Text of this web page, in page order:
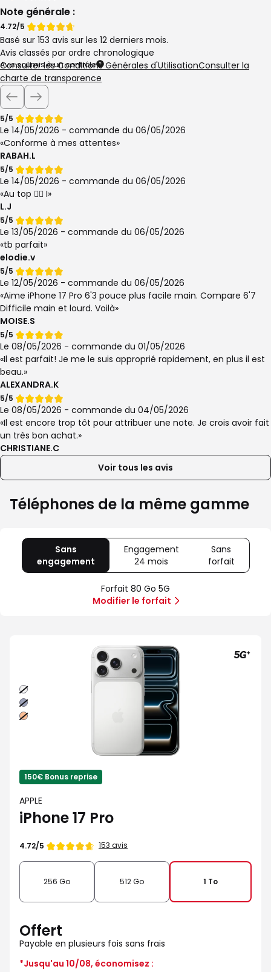
Note générale :
Note
de
Note
de
4.72/5
Basé sur 153 avis sur les 12 derniers mois.
Avis classés par ordre chronologique
Avis soumis à un contrôle
Consulter les Conditions Générales d'UtilisationConsulter la
charte de transparence
Note
de
5/5
Le 14/05/2026 - commande du 06/05/2026
Conforme à mes attentes
RABAH.L
Note
de
5/5
Le 14/05/2026 - commande du 06/05/2026
Au top 👌🏻 I
L.J
Note
de
5/5
Le 13/05/2026 - commande du 06/05/2026
tb parfait
elodie.v
Note
de
5/5
Le 12/05/2026 - commande du 06/05/2026
Aime iPhone 17 Pro 6'3 pouce plus facile main. Compare 6'7
Difficile main et lourd. Voilà
MOISE.S
Note
de
5/5
Le 08/05/2026 - commande du 01/05/2026
Il est parfait! Je me le suis approprié rapidement, en plus il est
beau.
ALEXANDRA.K
Note
de
5/5
Le 08/05/2026 - commande du 04/05/2026
Il est encore trop tôt pour attribuer une note. Je crois avoir fait
un très bon achat.
CHRISTIANE.C
Voir tous les avis
Téléphones de la même gamme
Sans
engagement
80
Go
5G
Engagement
24 mois
Offre
spéciale
Illimité
Sans
forfait
Sans
Forfait 80 Go 5G
Modifier le forfait
Argent
Bleu
intense
Orange
cosmique
150€ Bonus reprise
APPLE
iPhone 17 Pro
Note
4.72/5 153 avis
256 Go 512 Go 1 To
Offert
Payable en plusieurs fois sans frais
*Jusqu'au 10/08, économisez :